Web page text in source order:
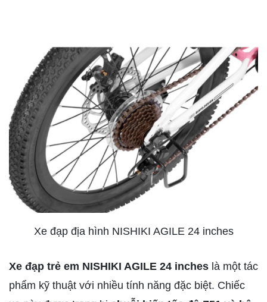
Xe đạp địa hình NISHIKI AGILE 24 inches
Xe đạp trẻ em NISHIKI AGILE 24 inches là một tác
phẩm kỹ thuật với nhiều tính năng đặc biệt. Chiếc